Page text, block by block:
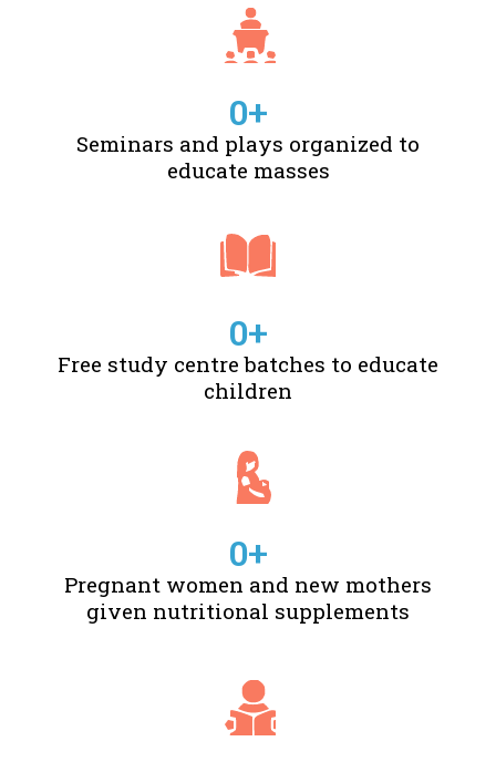
Seminars and plays organized to
educate masses
0+
Free study centre batches to educate
children
0+
Pregnant women and new mothers
given nutritional supplements
0+